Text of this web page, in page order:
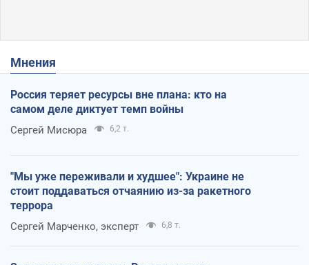
Мнения
Россия теряет ресурсы вне плана: кто на
самом деле диктует темп войны
Сергей Мисюра 6,2 т.
"Мы уже переживали и худшее": Украине не
стоит поддаваться отчаянию из-за ракетного
террора
Сергей Марченко, эксперт 6,8 т.